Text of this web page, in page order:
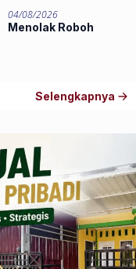
04/08/2026
Menolak Roboh
Selengkapnya